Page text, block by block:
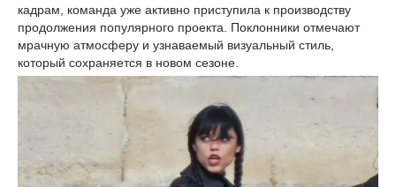
кадрам, команда уже активно приступила к производству
продолжения популярного проекта. Поклонники отмечают
мрачную атмосферу и узнаваемый визуальный стиль,
который сохраняется в новом сезоне.